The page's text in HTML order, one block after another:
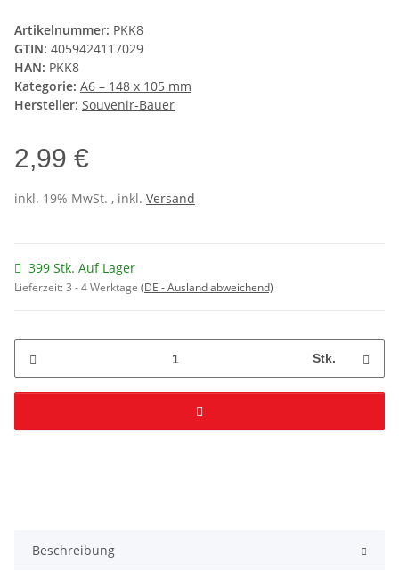
Artikelnummer: PKK8
GTIN: 4059424117029
HAN: PKK8
Kategorie: A6 – 148 x 105 mm
Hersteller: Souvenir-Bauer
2,99 €
inkl. 19% MwSt. , inkl. Versand
399 Stk. Auf Lager
Lieferzeit:3 - 4 Werktage (DE - Ausland abweichend)
Stk.
Beschreibung